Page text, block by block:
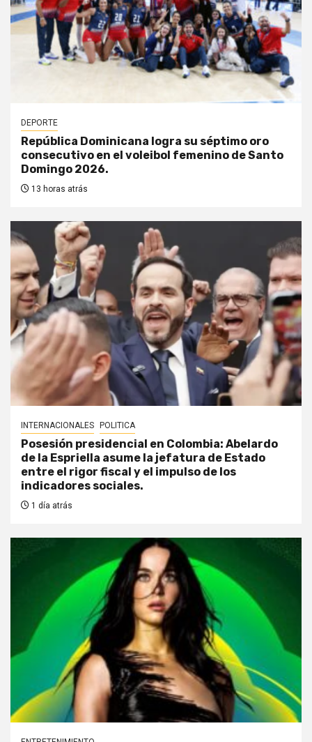
DEPORTE
República Dominicana logra su séptimo oro
consecutivo en el voleibol femenino de Santo
Domingo 2026.
13 horas atrás
INTERNACIONALES POLITICA
Posesión presidencial en Colombia: Abelardo
de la Espriella asume la jefatura de Estado
entre el rigor fiscal y el impulso de los
indicadores sociales.
1 día atrás